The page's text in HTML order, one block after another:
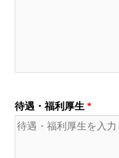
待遇・福利厚生 *